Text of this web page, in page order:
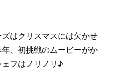
はクリスマスには欠かせ
、初挑戦のムービーがか
フはノリノリ♪